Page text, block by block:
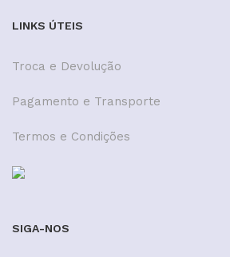
LINKS ÚTEIS
Troca e Devolução
Pagamento e Transporte
Termos e Condições
SIGA-NOS